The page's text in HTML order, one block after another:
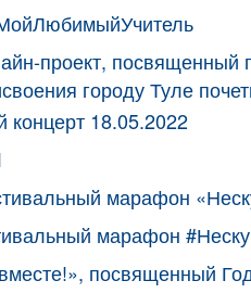
проект,
городу Туле
18.05.2022
марафон
марафон
посвященный